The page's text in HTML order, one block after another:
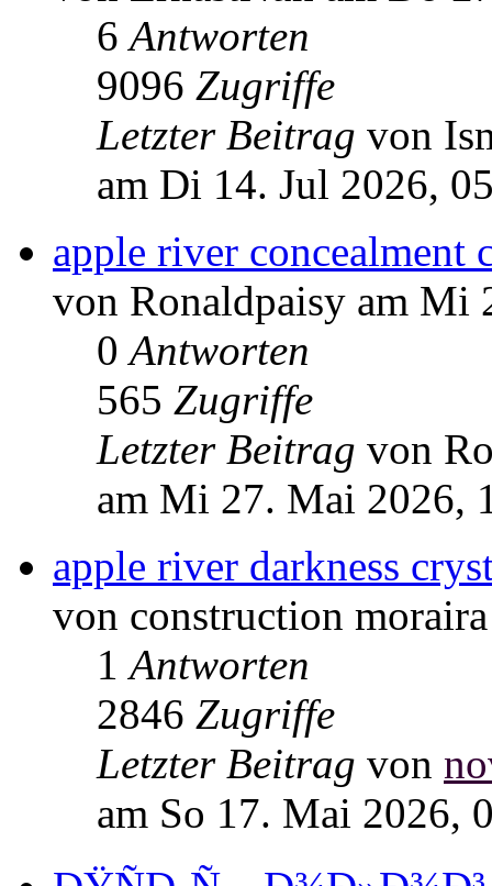
6Antworten
9096 Zugriffe
Letzter Beitrag von
am Di 14. Jul 2026,
apple river concealment
von Ronaldpaisy am Mi
0Antworten
565 Zugriffe
Letzter Beitrag von
am Mi 27. Mai 2026,
apple river darkness
von construction
1Antworten
2846 Zugriffe
Letzter Beitrag von
am So 17. Mai 2026,